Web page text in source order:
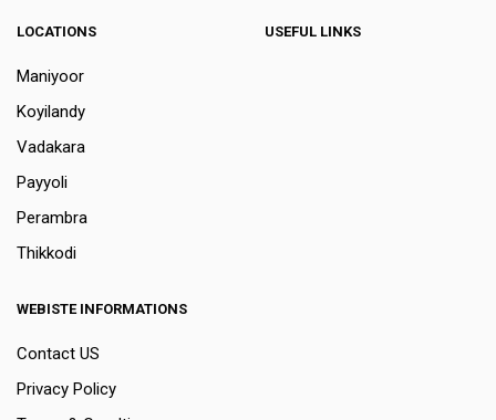
LOCATIONS
Maniyoor
Koyilandy
Vadakara
Payyoli
Perambra
Thikkodi
USEFUL LINKS
WEBISTE INFORMATIONS
Contact US
Privacy Policy